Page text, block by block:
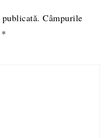
Câmpurile
*